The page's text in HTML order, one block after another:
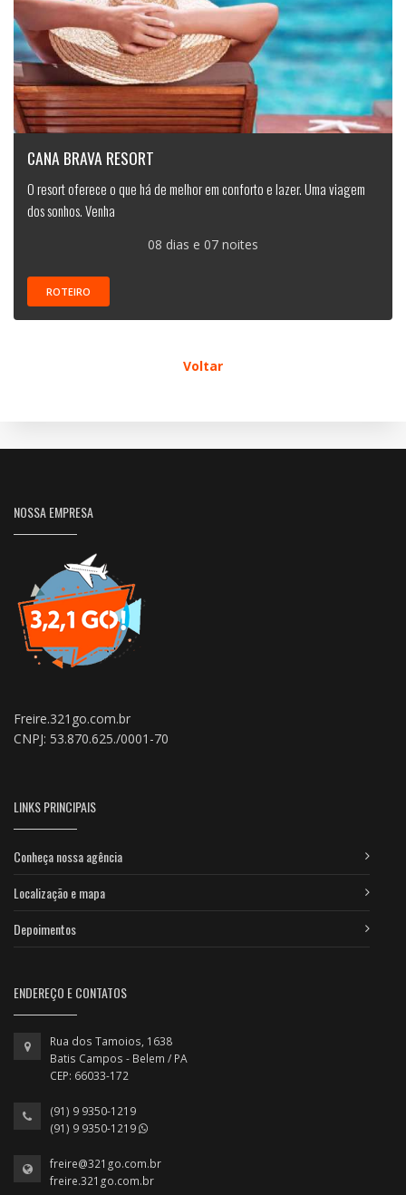
CANA BRAVA RESORT
O resort oferece o que há de melhor em conforto e lazer. Uma viagem
dos sonhos. Venha
08 dias e 07 noites
ROTEIRO
Voltar
NOSSA EMPRESA
Freire.321go.com.br
CNPJ: 53.870.625./0001-70
LINKS PRINCIPAIS
Conheça nossa agência
Localização e mapa
Depoimentos
ENDEREÇO E CONTATOS
Rua dos Tamoios, 1638
Batis Campos - Belem / PA
CEP: 66033-172
(91) 9 9350-1219
(91) 9 9350-1219
freire@321go.com.br
freire.321go.com.br